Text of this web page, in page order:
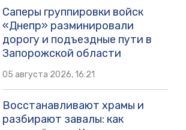
Саперы группировки войск
«Днепр» разминировали
дорогу и подъездные пути в
Запорожской области
05 августа 2026, 16:21
Восстанавливают храмы и
разбирают завалы: как